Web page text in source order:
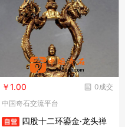
0成交
￥1.00
中国奇石交流平台
四股十二环鎏金·龙头禅